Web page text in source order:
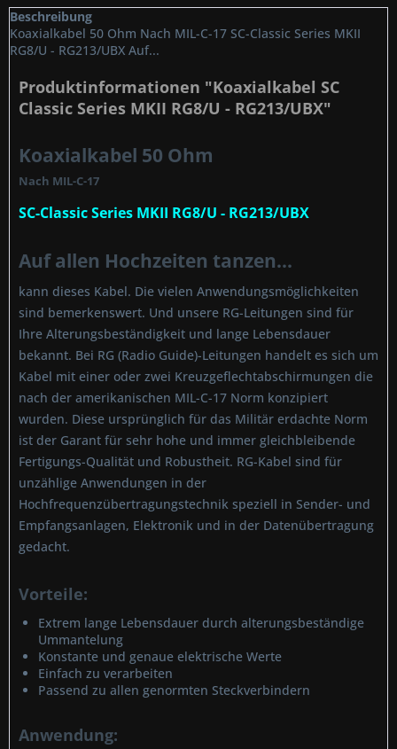
Beschreibung
Koaxialkabel 50 Ohm Nach MIL-C-17 SC-Classic Series MKII
RG8/U - RG213/UBX Auf...
Produktinformationen "Koaxialkabel SC
Classic Series MKII RG8/U - RG213/UBX"
Koaxialkabel 50 Ohm
Nach MIL-C-17
SC-Classic Series MKII RG8/U - RG213/UBX
Auf allen Hochzeiten tanzen...
kann dieses Kabel. Die vielen Anwendungsmöglichkeiten
sind bemerkenswert. Und unsere RG-Leitungen sind für
Ihre Alterungsbeständigkeit und lange Lebensdauer
bekannt. Bei RG (Radio Guide)-Leitungen handelt es sich um
Kabel mit einer oder zwei Kreuzgeflechtabschirmungen die
nach der amerikanischen MIL-C-17 Norm konzipiert
wurden. Diese ursprünglich für das Militär erdachte Norm
ist der Garant für sehr hohe und immer gleichbleibende
Fertigungs-Qualität und Robustheit. RG-Kabel sind für
unzählige Anwendungen in der
Hochfrequenzübertragungstechnik speziell in Sender- und
Empfangsanlagen, Elektronik und in der Datenübertragung
gedacht.
Vorteile:
Extrem lange Lebensdauer durch alterungsbeständige
Ummantelung
Konstante und genaue elektrische Werte
Einfach zu verarbeiten
Passend zu allen genormten Steckverbindern
Anwendung: